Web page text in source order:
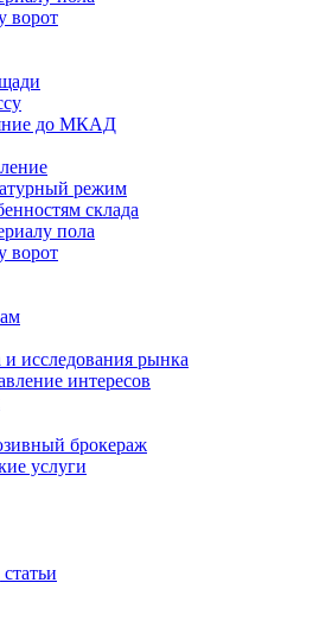
ворот
до МКАД
режим
склада
пола
ворот
исследования рынка
интересов
брокераж
услуги